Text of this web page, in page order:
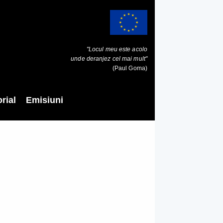
"Locul meu este acolo
unde deranjez cel mai mult"
(Paul Goma)
Emisiuni